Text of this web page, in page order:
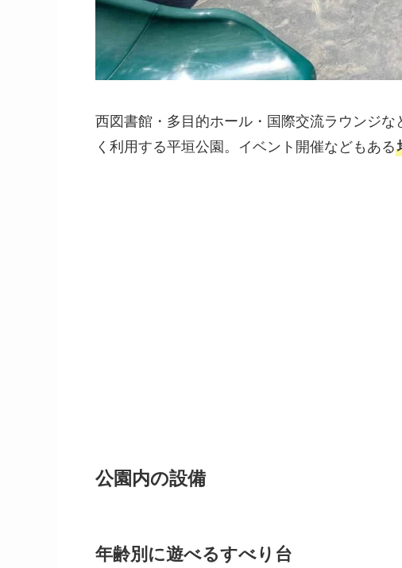
西図書館・多目的ホール・国際交流ラウンジ
く利用する平垣公園。イベント開催などもある
公園内の設備
年齢別に遊べるすべり台